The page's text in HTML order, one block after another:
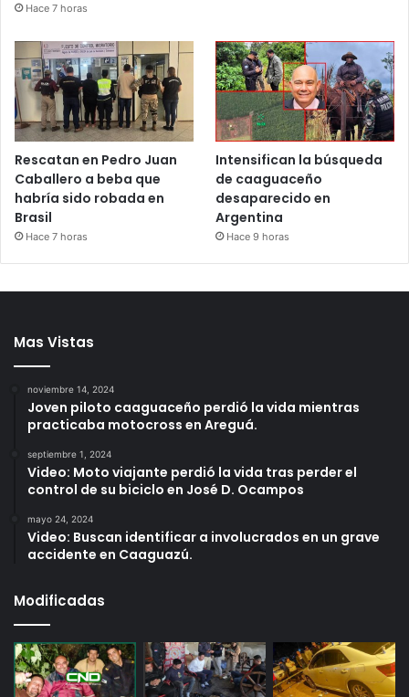
Hace 7 horas
Rescatan en Pedro Juan
Caballero a beba que
habría sido robada en
Brasil
Hace 7 horas
Intensifican la búsqueda
de caaguaceño
desaparecido en
Argentina
Hace 9 horas
Mas Vistas
noviembre 14, 2024
Joven piloto caaguaceño perdió la vida mientras
practicaba motocross en Areguá.
septiembre 1, 2024
Video: Moto viajante perdió la vida tras perder el
control de su biciclo en José D. Ocampos
mayo 24, 2024
Video: Buscan identificar a involucrados en un grave
accidente en Caaguazú.
Modificadas